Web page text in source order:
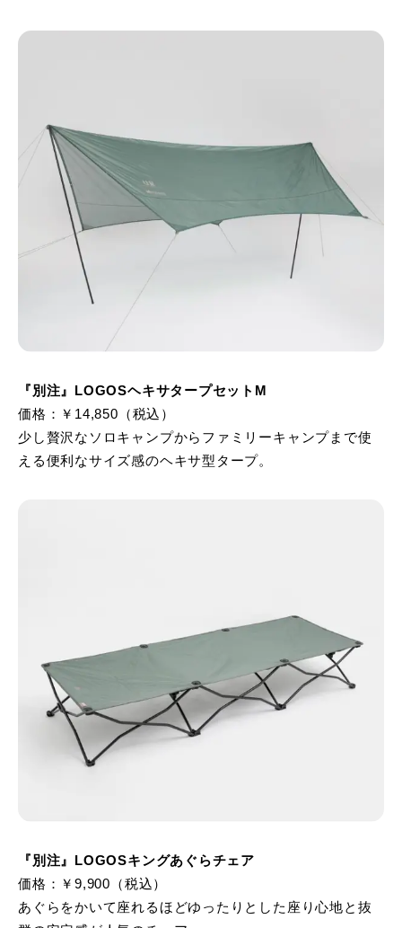
『別注』LOGOSヘキサタープセットM
価格：￥14,850（税込）
少し贅沢なソロキャンプからファミリーキャンプまで使
える便利なサイズ感のヘキサ型タープ。
『別注』LOGOSキングあぐらチェア
価格：￥9,900（税込）
あぐらをかいて座れるほどゆったりとした座り心地と抜